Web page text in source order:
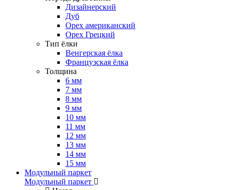
Дизайнерский
Дуб
Орех американский
Орех Грецкий
Тип ёлки
Венгерская ёлка
Французская ёлка
Толщина
6 мм
7 мм
8 мм
9 мм
10 мм
11 мм
12 мм
13 мм
14 мм
15 мм
Модульный паркет
Модульный паркет